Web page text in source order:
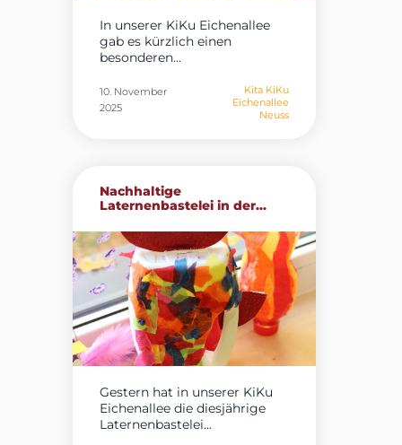
In unserer KiKu Eichenallee
gab es kürzlich einen
besonderen...
10. November
2025
Kita KiKu
Eichenallee
Neuss
Nachhaltige
Laternenbastelei in der...
Gestern hat in unserer KiKu
Eichenallee die diesjährige
Laternenbastelei...